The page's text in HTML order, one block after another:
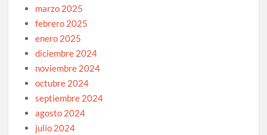
marzo 2025
febrero 2025
enero 2025
diciembre 2024
noviembre 2024
octubre 2024
septiembre 2024
agosto 2024
julio 2024